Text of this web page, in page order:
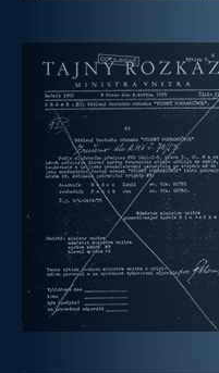
zobrazit PDF dokument